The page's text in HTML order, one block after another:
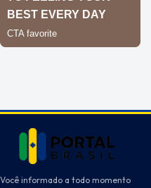
Você informado a todo momento